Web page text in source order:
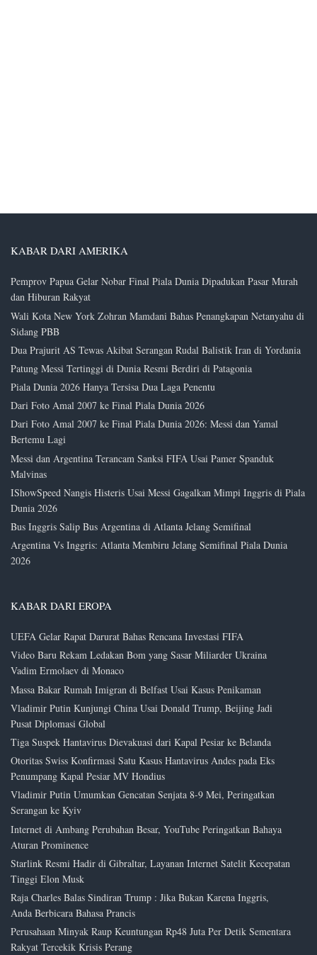
KABAR DARI AMERIKA
Pemprov Papua Gelar Nobar Final Piala Dunia Dipadukan Pasar Murah
dan Hiburan Rakyat
Wali Kota New York Zohran Mamdani Bahas Penangkapan Netanyahu di
Sidang PBB
Dua Prajurit AS Tewas Akibat Serangan Rudal Balistik Iran di Yordania
Patung Messi Tertinggi di Dunia Resmi Berdiri di Patagonia
Piala Dunia 2026 Hanya Tersisa Dua Laga Penentu
Dari Foto Amal 2007 ke Final Piala Dunia 2026
Dari Foto Amal 2007 ke Final Piala Dunia 2026: Messi dan Yamal
Bertemu Lagi
Messi dan Argentina Terancam Sanksi FIFA Usai Pamer Spanduk
Malvinas
IShowSpeed Nangis Histeris Usai Messi Gagalkan Mimpi Inggris di Piala
Dunia 2026
Bus Inggris Salip Bus Argentina di Atlanta Jelang Semifinal
Argentina Vs Inggris: Atlanta Membiru Jelang Semifinal Piala Dunia
2026
KABAR DARI EROPA
UEFA Gelar Rapat Darurat Bahas Rencana Investasi FIFA
Video Baru Rekam Ledakan Bom yang Sasar Miliarder Ukraina
Vadim Ermolaev di Monaco
Massa Bakar Rumah Imigran di Belfast Usai Kasus Penikaman
Vladimir Putin Kunjungi China Usai Donald Trump, Beijing Jadi
Pusat Diplomasi Global
Tiga Suspek Hantavirus Dievakuasi dari Kapal Pesiar ke Belanda
Otoritas Swiss Konfirmasi Satu Kasus Hantavirus Andes pada Eks
Penumpang Kapal Pesiar MV Hondius
Vladimir Putin Umumkan Gencatan Senjata 8-9 Mei, Peringatkan
Serangan ke Kyiv
Internet di Ambang Perubahan Besar, YouTube Peringatkan Bahaya
Aturan Prominence
Starlink Resmi Hadir di Gibraltar, Layanan Internet Satelit Kecepatan
Tinggi Elon Musk
Raja Charles Balas Sindiran Trump : Jika Bukan Karena Inggris,
Anda Berbicara Bahasa Prancis
Perusahaan Minyak Raup Keuntungan Rp48 Juta Per Detik Sementara
Rakyat Tercekik Krisis Perang